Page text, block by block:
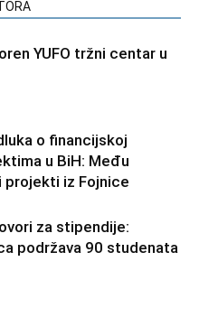
YUFO tržni centar u
o financijskoj
u BiH: Među
projekti iz Fojnice
za stipendije:
podržava 90 studenata